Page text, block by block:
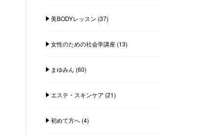
美BODYレッスン (37)
女性のための社会学講座(13)
まゆみん (60)
エステ・スキンケア (21)
初めて方へ(4)